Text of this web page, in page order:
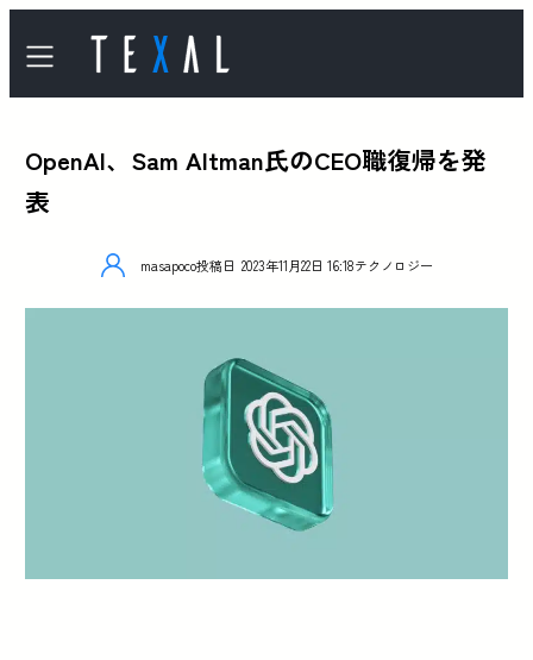
OpenAI、Sam Altman氏のCEO職復帰を発
表
masapoco投稿日 2023年11月22日 16:18テクノロジー